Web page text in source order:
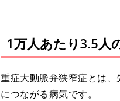
1万人あたり3.5人
重症大動脈弁狭窄症とは
につながる病気です。